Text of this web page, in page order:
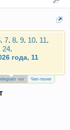
24.
года, 11
чате.
от
чат Чип-тюниг